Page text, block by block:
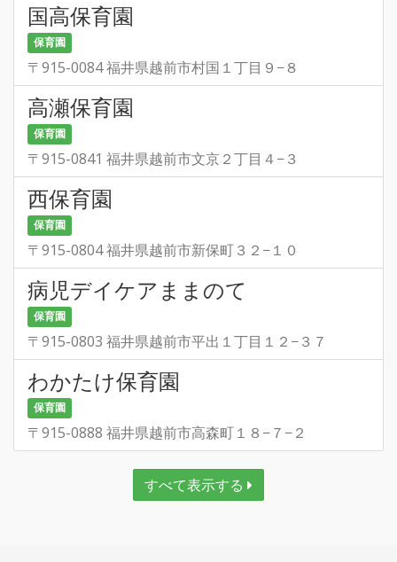
国高保育園
保育園
〒915-0084 福井県越前市村国１丁目９−８
高瀬保育園
保育園
〒915-0841 福井県越前市文京２丁目４−３
西保育園
保育園
〒915-0804 福井県越前市新保町３２−１０
病児デイケアままのて
保育園
〒915-0803 福井県越前市平出１丁目１２−３７
わかたけ保育園
保育園
〒915-0888 福井県越前市高森町１８−７−２
すべて表示する